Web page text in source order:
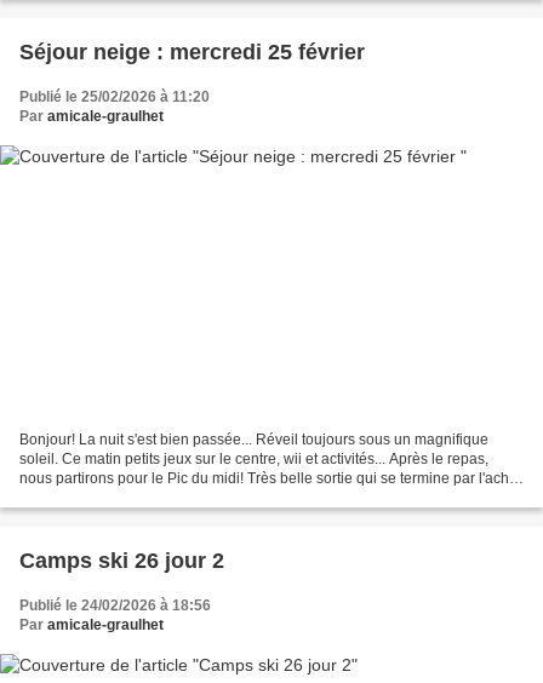
Séjour neige : mercredi 25 février
Publié le 25/02/2026 à 11:20
Par amicale-graulhet
Bonjour! La nuit s'est bien passée... Réveil toujours sous un magnifique
soleil. Ce matin petits jeux sur le centre, wii et activités... Après le repas,
nous partirons pour le Pic du midi! Très belle sortie qui se termine par l'achat
Camps ski 26 jour 2
Publié le 24/02/2026 à 18:56
Par amicale-graulhet